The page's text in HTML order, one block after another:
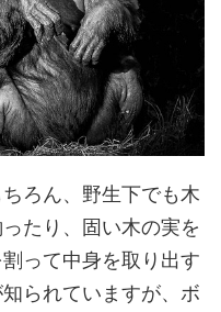
ろん、野生下でも木
たり、固い木の実を
って中身を取り出す
られていますが、ボ